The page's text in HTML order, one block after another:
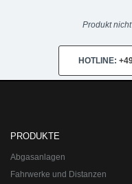
Produkt
HOTLINE:
PRODUKTE
Abgasanlagen
Fahrwerke und Distanzen